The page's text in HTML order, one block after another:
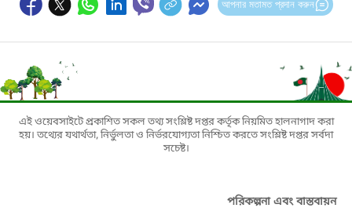
আপনার মতামত প্রদান করুন
এই ওয়েবসাইটে প্রকাশিত সকল তথ্য সংশ্লিষ্ট দপ্তর কর্তৃক নিয়মিত হালনাগাদ করা
হয়। তথ্যের যথার্থতা, নির্ভুলতা ও নির্ভরযোগ্যতা নিশ্চিত করতে সংশ্লিষ্ট দপ্তর সর্বদা
সচেষ্ট।
পরিকল্পনা এবং বাস্তবায়ন